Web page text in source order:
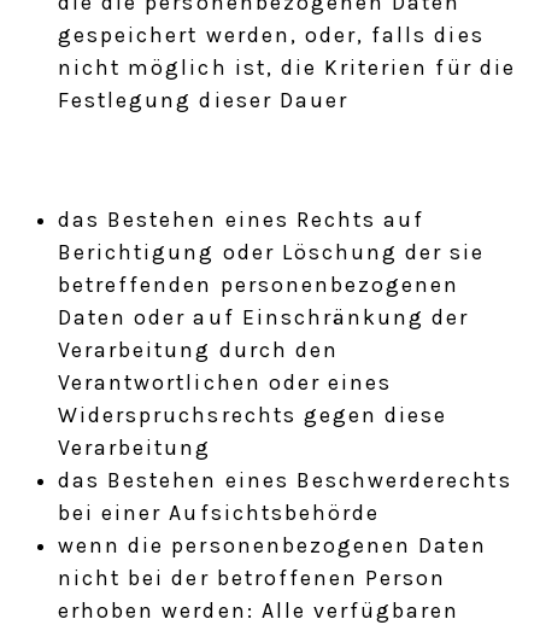
gespeichert werden, oder, falls dies
nicht möglich ist, die Kriterien für die
Festlegung dieser Dauer
das Bestehen eines Rechts auf
Berichtigung oder Löschung der sie
betreffenden personenbezogenen
Daten oder auf Einschränkung der
Verarbeitung durch den
Verantwortlichen oder eines
Widerspruchsrechts gegen diese
Verarbeitung
das Bestehen eines Beschwerderechts
bei einer Aufsichtsbehörde
wenn die personenbezogenen Daten
nicht bei der betroffenen Person
erhoben werden: Alle verfügbaren